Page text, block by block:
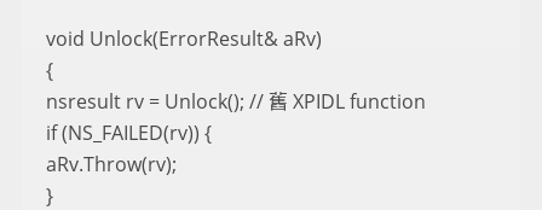
void Unlock(ErrorResult& aRv)
{
nsresult rv = Unlock(); // 舊 XPIDL function
if (NS_FAILED(rv)) {
aRv.Throw(rv);
}